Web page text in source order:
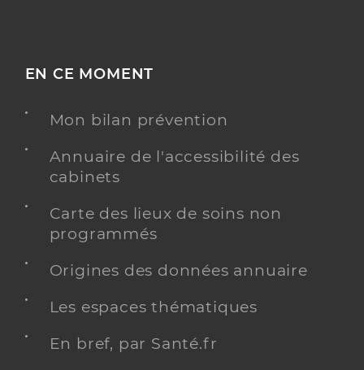
EN CE MOMENT
Mon bilan prévention
Annuaire de l'accessibilité des
cabinets
Carte des lieux de soins non
programmés
Origines des données annuaire
Les espaces thématiques
En bref, par Santé.fr